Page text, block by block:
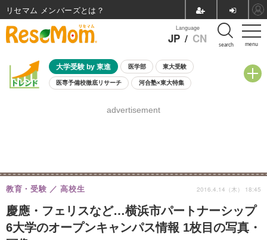
menu
Language
JP / CN search
大学受験 by 東進 医学部 東大受験
医専予備校徹底リサーチ 河合塾×東大特集
8月開催学校説明会・相談会
advertisement
慶應・フェリスなど…横浜市パートナーシップ
6大学のオープンキャンパス情報 1枚目の写真・
教育・受験 高校生 2016.4.14（木） 18:45
リセマム メンバーズ